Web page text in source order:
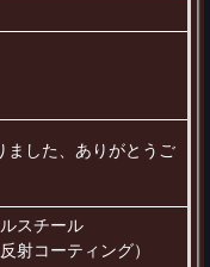
ました、ありがとうご
スチール
射コーティング）